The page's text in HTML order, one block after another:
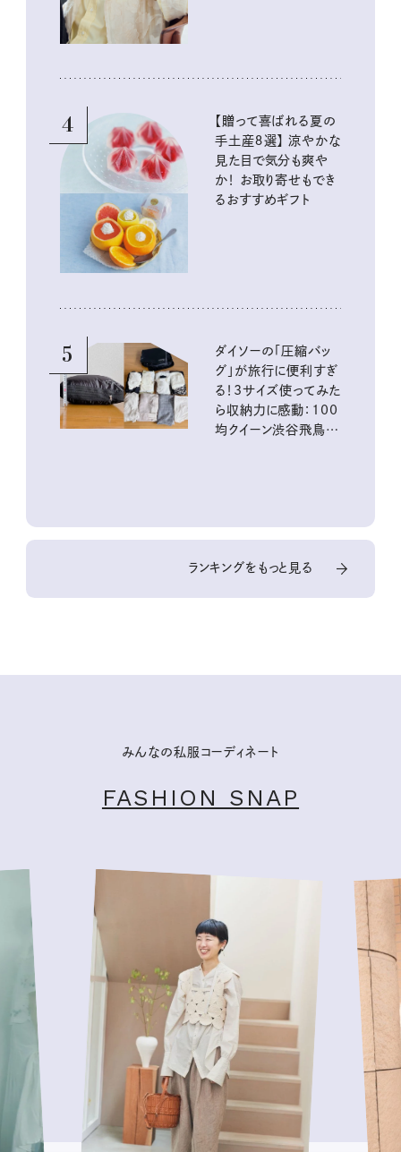
4
【贈って喜ばれる夏の
手土産８選】 涼やかな
見た目で気分も爽や
か！ お取り寄せもでき
るおすすめギフト
5
ダイソーの「圧縮バッ
グ」が旅行に便利すぎ
る！3サイズ使ってみた
ら収納力に感動：100
均クイーン渋谷飛鳥の
ランキングをもっと見る
みんなの私服コーディネート
FASHION SNAP